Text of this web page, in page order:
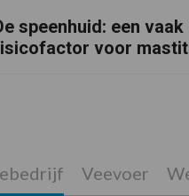
speenhuid: een
voor
Veevoer